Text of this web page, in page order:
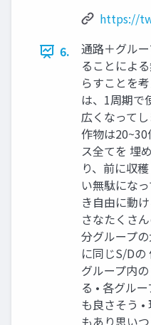
https://
6.
通路＋グル
ることによ
らすことを
は、1周期で
広くなって
作物は
ス全てを 埋
り、前に収
い無駄にな
き自由に動
さなたくさ
分グループ
に同じS/Dの
グループ内
る • 各グル
も良さそう